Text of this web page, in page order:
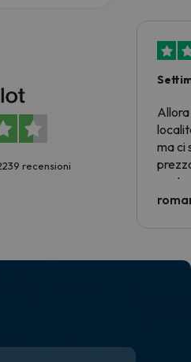
recensioni
Allora
ma ci